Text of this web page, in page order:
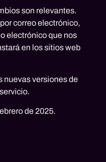
son relevantes.
correo electrónico,
electrónico que nos
en los sitios web
nuevas versiones de
de 2025.